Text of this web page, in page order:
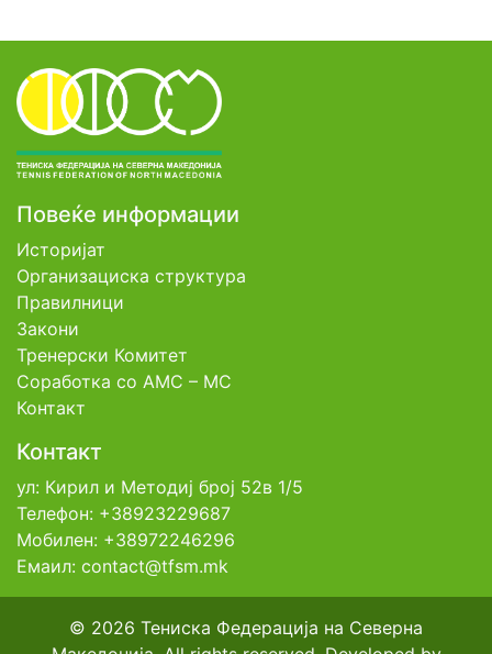
Повеќе информации
Историјат
Организациска структура
Правилници
Закони
Тренерски Комитет
Соработка со АМС – МС
Контакт
Контакт
ул: Кирил и Методиј број 52в 1/5
Телефон: +38923229687
Мобилен: +38972246296
Емаил: contact@tfsm.mk
© 2026 Тениска Федерација на Северна